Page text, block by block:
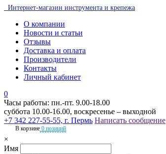
Интернет-магазин инструмента и крепежа
О компании
Новости и статьи
Отзывы
Доставка и оплата
Производители
Контакты
Личный кабинет
0
Часы работы: пн.-пт. 9.00-18.00
суббота 10.00-16.00, воскресенье – выходной
+7 342 227-55-55, г. Пермь Написать сообщение
В корзине 0 позиций
×
Имя